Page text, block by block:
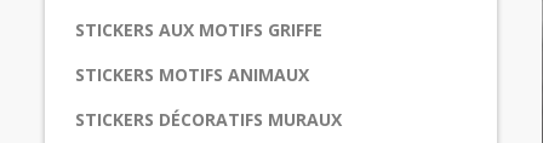
STICKERS AUX MOTIFS GRIFFE
STICKERS MOTIFS ANIMAUX
STICKERS DÉCORATIFS MURAUX